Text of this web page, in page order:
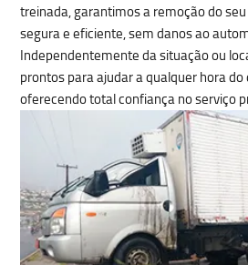
treinada, garantimos aremoção do
segura e eficiente, sem danos ao
Independentemente da situação ou
prontos para ajudar a qualquer hora do
oferecendo total confiança no serviço